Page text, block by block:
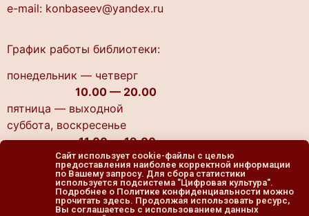
e-mail: konbaseev@yandex.ru
График работы библиотеки:
понедельник — четверг
10.00 — 20.00
пятница — выходной
cуббота, воскресенье
11.00 — 19.00
Сайт использует cookie-файлы с целью
предоставления наиболее корректной информации
по Вашему запросу. Для сбора статистики
используется подсистема "Цифровая культура".
Подробнее о Политике конфиденциальности можно
прочитать здесь. Продолжая использовать ресурс,
Вы соглашаетесь с использованием данных